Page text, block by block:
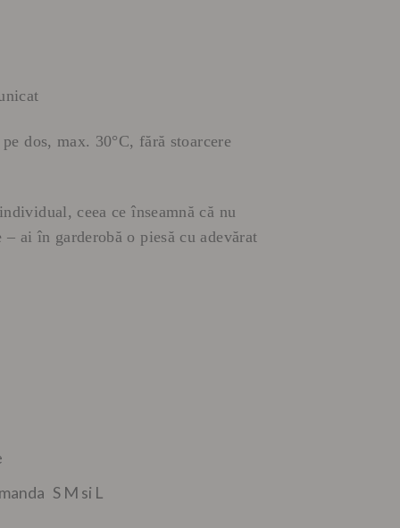
dos, max. 30°C, fără stoarcere
ceea ce înseamnă că nu
ai în garderobă o piesă cu adevărat
S M si L